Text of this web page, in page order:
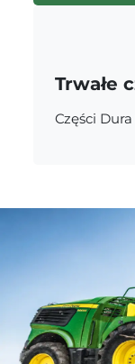
Trwałe
Części